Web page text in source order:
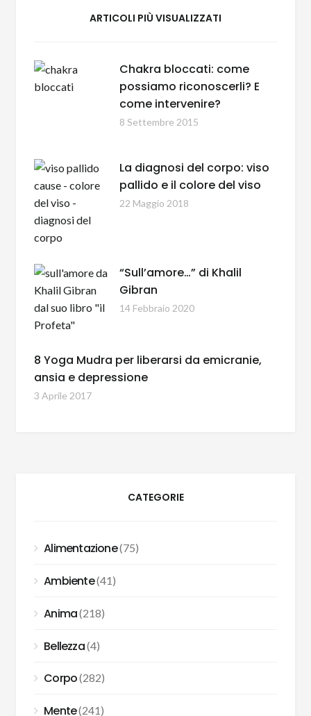
ARTICOLI PIÙ VISUALIZZATI
Chakra bloccati: come
possiamo riconoscerli? E
come intervenire?
8 Settembre 2015
La diagnosi del corpo: viso
pallido e il colore del viso
22 Maggio 2018
“Sull’amore…” di Khalil
Gibran
14 Febbraio 2020
8 Yoga Mudra per liberarsi da emicranie,
ansia e depressione
3 Aprile 2017
CATEGORIE
Alimentazione(75)
Ambiente(41)
Anima(218)
Bellezza(4)
Corpo(282)
Mente(241)